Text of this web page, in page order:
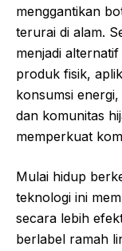
menggantikan
terurai di alam.
menjadi
produk fisik,
konsumsi
dan komunitas
memperkuat
Mulai hidup
teknologi ini
secara lebih
berlabel ramah